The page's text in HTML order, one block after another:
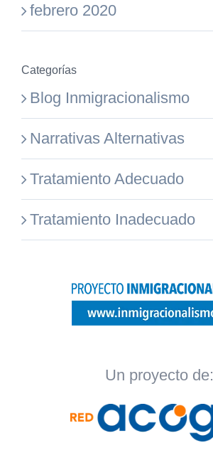
febrero 2020
Categorías
Blog Inmigracionalismo
Narrativas Alternativas
Tratamiento Adecuado
Tratamiento Inadecuado
Un proyecto de: